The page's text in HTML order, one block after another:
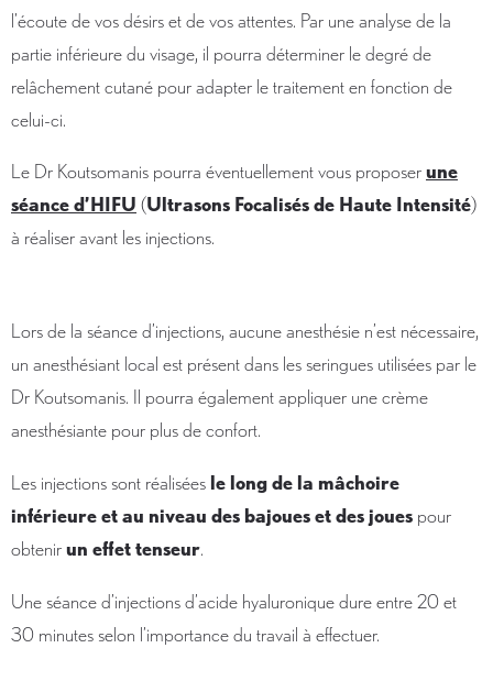
l’écoute de vos désirs et de vos attentes. Par une analyse de la
partie inférieure du visage, il pourra déterminer le degré de
relâchement cutané pour adapter le traitement en fonction de
celui-ci.
Le Dr Koutsomanis pourra éventuellement vous proposerune
séance d’HIFU (Ultrasons Focalisés de Haute Intensité)
à réaliser avant les injections.
Lors de la séance d’injections, aucune anesthésie n’est nécessaire,
un anesthésiant local est présent dans les seringues utilisées par le
Dr Koutsomanis. Il pourra également appliquer une crème
anesthésiante pour plus de confort.
Les injections sont réaliséesle long de la mâchoire
inférieure et au niveau des bajoues et des joues pour
obtenirun effet tenseur.
Une séance d’injections d’acide hyaluronique dure entre 20 et
30 minutes selon l’importance du travail à effectuer.